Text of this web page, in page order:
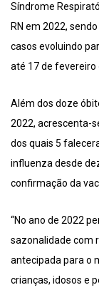
Síndrome
RN em 2022,
casos evoluindo
até 17 de fevereiro
Além dos doze
2022, acrescenta-
dos quais 5
influenza desde
confirmação da
“No ano de 2022
sazonalidade com
antecipada para o
crianças, idosos e